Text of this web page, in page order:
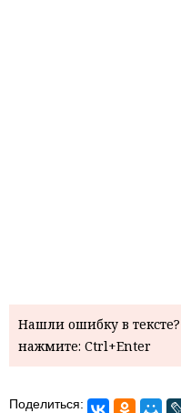
Нашли ошибку в
нажмите: Ctrl+Enter
Поделиться: